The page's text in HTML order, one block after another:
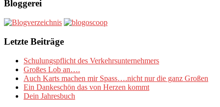
Bloggerei
Letzte Beiträge
Schulungspflicht des Verkehrsunternehmers
Großes Lob an….
Auch Karts machen mir Spass….nicht nur die ganz Großen
Ein Dankeschön das von Herzen kommt
Dein Jahresbuch